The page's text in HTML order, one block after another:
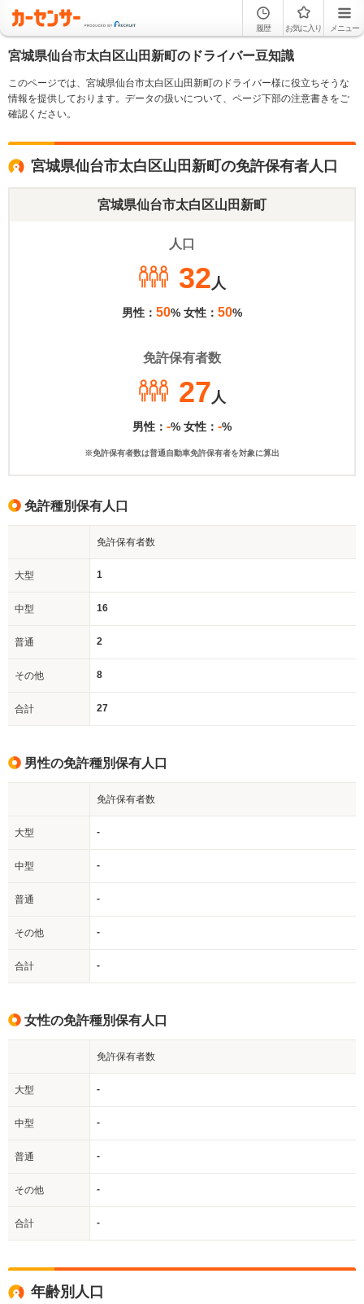
履歴 お気に入り メニュー
宮城県仙台市太白区山田新町のドライバー豆知識
このページでは、宮城県仙台市太白区山田新町のドライバー様に役立ちそうな
情報を提供しております。データの扱いについて、ページ下部の注意書きをご
確認ください。
宮城県仙台市太白区山田新町の免許保有者人口
宮城県仙台市太白区山田新町
人口
32人
男性： 50% 女性： 50%
免許保有者数
27人
男性： -% 女性： -%
※免許保有者数は普通自動車免許保有者を対象に算出
免許種別保有人口
免許保有者数
大型 1
中型 16
普通 2
その他 8
合計 27
男性の免許種別保有人口
免許保有者数
大型 -
中型 -
普通 -
その他 -
合計 -
女性の免許種別保有人口
免許保有者数
大型 -
中型 -
普通 -
その他 -
合計 -
年齢別人口